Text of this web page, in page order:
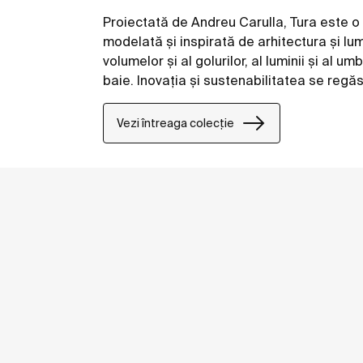
Proiectată de Andreu Carulla, Tura este
modelată și inspirată de arhitectura și
volumelor și al golurilor, al luminii și al
baie. Inovația și sustenabilitatea se
tehnologie până la utilizarea de
Vezi întreaga colecție